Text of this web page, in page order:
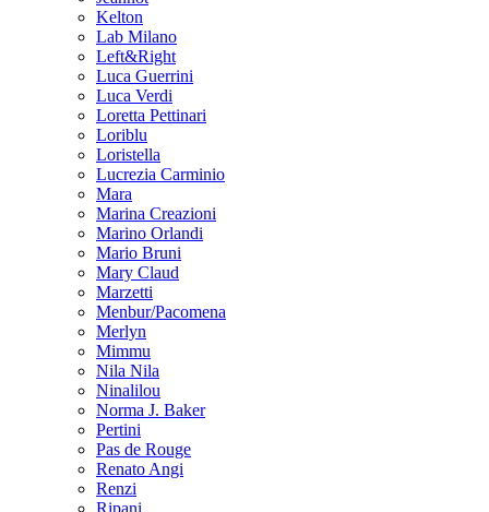
Kelton
Lab Milano
Left&Right
Luca Guerrini
Luca Verdi
Loretta Pettinari
Loriblu
Loristella
Lucrezia Carminio
Mara
Marina Creazioni
Marino Orlandi
Mario Bruni
Mary Claud
Marzetti
Menbur/Pacomena
Merlyn
Mimmu
Nila Nila
Ninalilou
Norma J. Baker
Pertini
Pas de Rouge
Renato Angi
Renzi
Ripani